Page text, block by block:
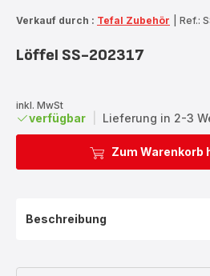
Verkauf durch : Tefal Zubehör Ref.:
Löffel SS-202317
inkl. MwSt
verfügbar Lieferung in 2-3
Zum Warenkorb
Beschreibung